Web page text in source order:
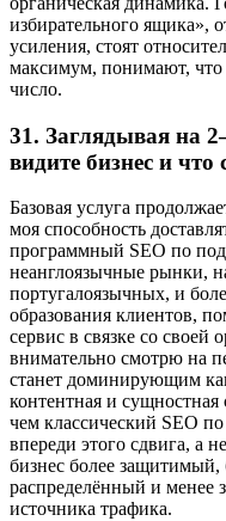
избирательного ящика»,
усиления, стоят
максимум, понимают, что
число.
31. Заглядывая на
видите бизнес и что
Базовая услуга
моя способность
программный SEO по
неанглоязычные рынки,
португалоязычных, и
образования клиентов,
сервис в связке со своей
внимательно смотрю на
станет доминирующим
контентная и сущностная
чем классический SEO
впереди этого сдвига, а
бизнес более защитимый,
распределённый и менее
источника трафика.